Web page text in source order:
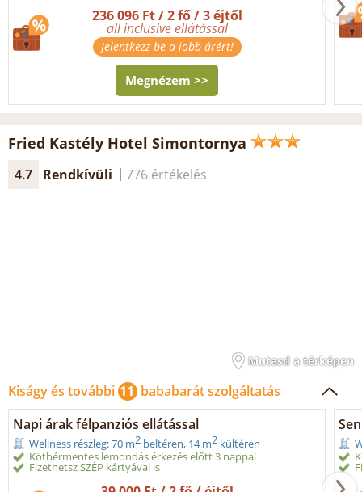
236 096 Ft / 2 fő / 3 éjtől
all inclusive ellátással
Jelentkezz be a jobb árért!
Megnézem >>
Fried Kastély Hotel Simontornya
4.7 Rendkívüli 776 értékelés
Mutasd a térképen
Kiságy és további 11 bababarát szolgáltatás
Napi árak félpanziós ellátással
Wellness részleg: 70 m2 beltéren, 14 m2 kültéren
Kötbérmentes lemondás érkezés előtt 3 nappal
Fizethetsz SZÉP kártyával is